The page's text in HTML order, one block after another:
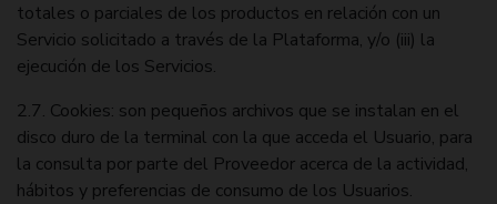
totales o parciales de los productos en relación con un
Servicio solicitado a través de la Plataforma, y/o (iii) la
ejecución de los Servicios.
2.7. Cookies: son pequeños archivos que se instalan en el
disco duro de la terminal con la que acceda el Usuario, para
la consulta por parte del Proveedor acerca de la actividad,
hábitos y preferencias de consumo de los Usuarios.